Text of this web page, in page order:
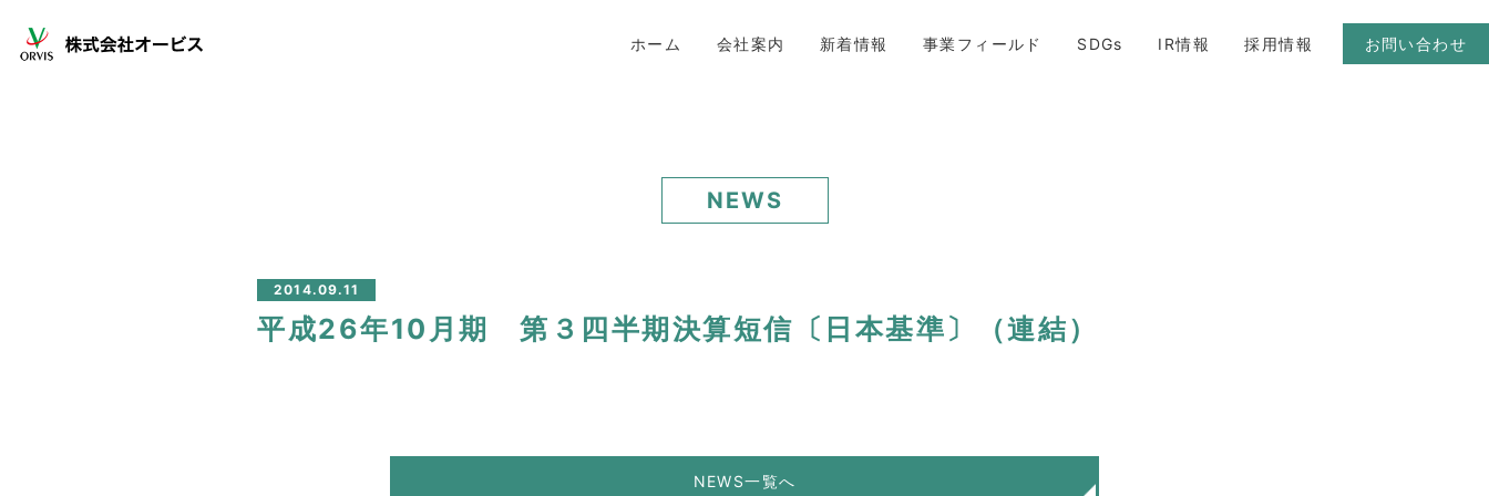
ホーム 会社案内 新着情報 事業フィールド SDGs IR情報 採用情報 お問い合わせ
NEWS
2014.09.11
平成26年10月期 第３四半期決算短信〔日本基準〕（連結）
NEWS一覧へ